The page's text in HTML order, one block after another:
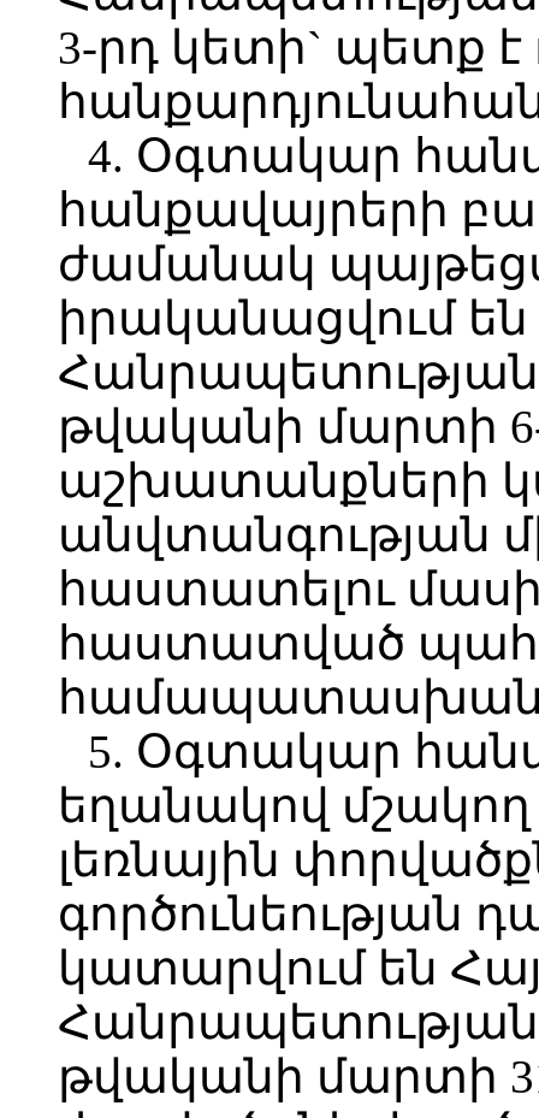
3-րդ կետի` պետք է
4. Օգտակար
հանքավայրերի
ժամանակ
իրականացվում
Հանրապետության
թվականի մարտի
աշխատանքների
անվտանգության
հաստատելու
հաստատված
5. Օգտակար
եղանակով
լեռնային
գործունեության
կատարվում են
Հանրապետության
թվականի մարտի